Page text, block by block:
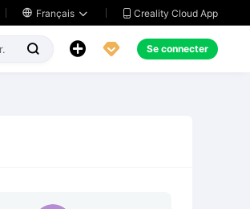
 Français   Creality Cloud App
   Se connecter